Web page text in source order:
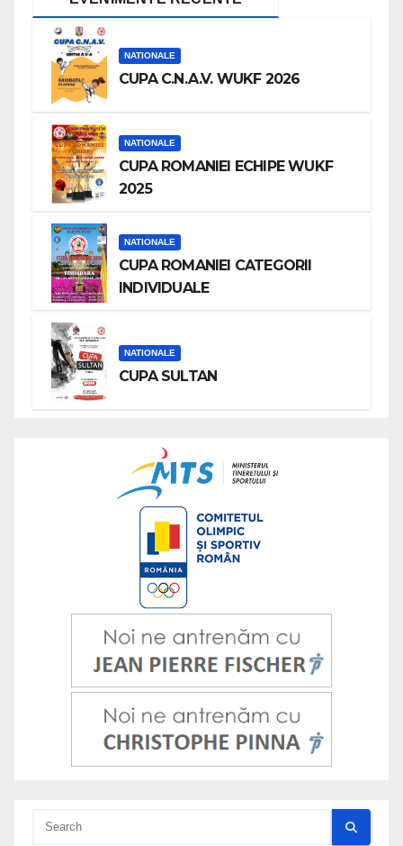
NATIONALE
CUPA C.N.A.V. WUKF 2026
NATIONALE
CUPA ROMANIEI ECHIPE WUKF
2025
NATIONALE
CUPA ROMANIEI CATEGORII
INDIVIDUALE
NATIONALE
CUPA SULTAN